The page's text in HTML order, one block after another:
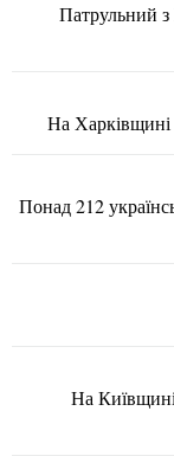
Патрульний
На Харківщині
Понад 212
На